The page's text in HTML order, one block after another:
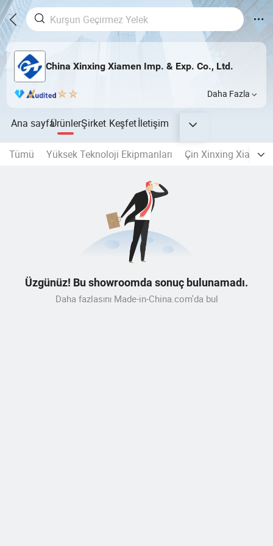
China Xinxing Xiamen Imp. & Exp. Co., Ltd.
Daha Fazla
Ana sayfaÜrünlerŞirket Keşfetİletişim
Tümü Yüksek Teknoloji Ekipmanları Çin Xinxing Xiamen
Üzgünüz! Bu showroomda sonuç bulunamadı.
Daha fazlasını Made-in-China.com'da bul